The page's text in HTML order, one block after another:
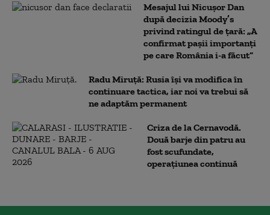
Mesajul lui Nicușor Dan
după decizia Moody’s
privind ratingul de țară: „A
confirmat pașii importanți
pe care România i-a făcut”
Radu Miruță: Rusia își va modifica în
continuare tactica, iar noi va trebui să
ne adaptăm permanent
Criza de la Cernavodă.
Două barje din patru au
fost scufundate,
operațiunea continuă